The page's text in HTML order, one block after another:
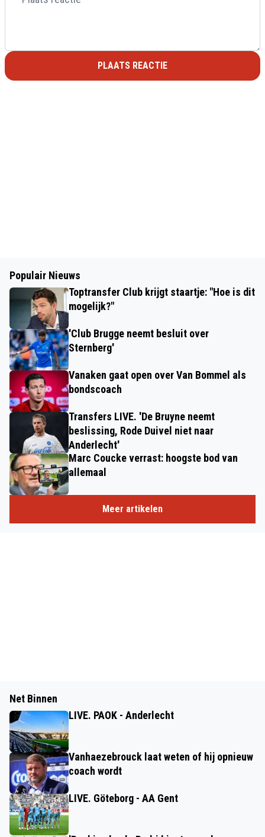
PLAATS REACTIE
Populair Nieuws
Toptransfer Club krijgt staartje: "Hoe is dit
mogelijk?"
'Club Brugge neemt besluit over
Sternberg'
Vanaken gaat open over Van Bommel als
bondscoach
Transfers LIVE. 'De Bruyne neemt
beslissing, Rode Duivel niet naar
Anderlecht'
Marc Coucke verrast: hoogste bod van
allemaal
Meer artikelen
Net Binnen
LIVE. PAOK - Anderlecht
Vanhaezebrouck laat weten of hij opnieuw
coach wordt
LIVE. Göteborg - AA Gent